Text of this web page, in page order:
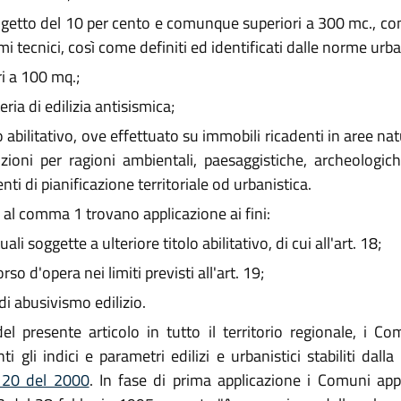
del 10 per cento e comunque superiori a 300 mc.,
tecnici, così come definiti ed identificati dalle norme
a 100 mq.;
di edilizia antisismica;
ove effettuato su immobili ricadenti in aree
per ragioni ambientali, paesaggistiche,
di pianificazione territoriale od urbanistica.
comma 1 trovano applicazione ai fini:
soggette a ulteriore titolo abilitativo, di cui all'art. 18;
d'opera nei limiti previsti all'art. 19;
abusivismo edilizio.
presente articolo in tutto il territorio regionale, i
gli indici e parametri edilizi e urbanistici stabiliti
del 2000. In fase di prima applicazione i Comuni